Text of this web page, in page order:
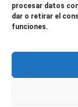
procesar datos
dar o retirar el
funciones.